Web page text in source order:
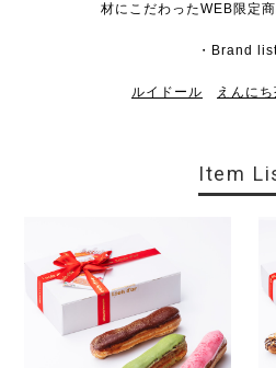
材にこだわったWEB限定商
・Brand list
ルイドール えんにち
Item